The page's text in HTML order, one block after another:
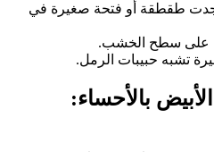
طقطقة أو فتحة صغيرة في
على سطح الخشب.
تشبه حبيبات الرمل.
بالأحساء: